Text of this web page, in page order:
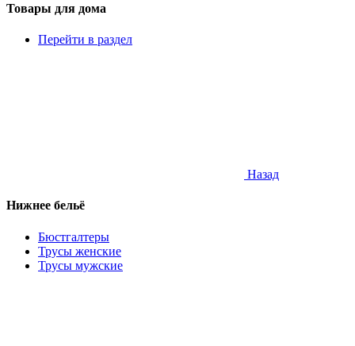
Товары для дома
Перейти в раздел
Назад
Нижнее бельё
Бюстгалтеры
Трусы женские
Трусы мужские